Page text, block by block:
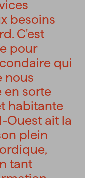
besoins
C'est
pour
qui
nous
en sorte
habitante
Ouest ait la
plein
tant